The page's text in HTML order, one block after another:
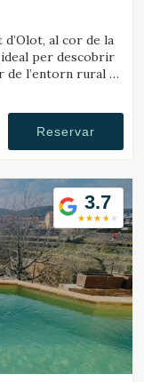
d’Olot, al cor de la
per descobrir
de l’entorn rural de
Reservar
3.7